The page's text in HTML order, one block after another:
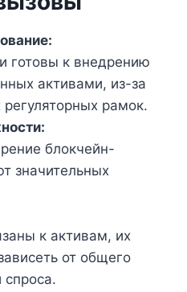
готовы к внедрению
активами, из-за
регуляторных рамок.
блокчейн-
значительных
к активам, их
от общего
спроса.